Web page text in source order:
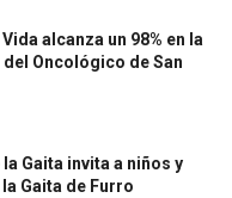
alcanza un 98% en la
Oncológico de San
Gaita invita a niños y
Gaita de Furro